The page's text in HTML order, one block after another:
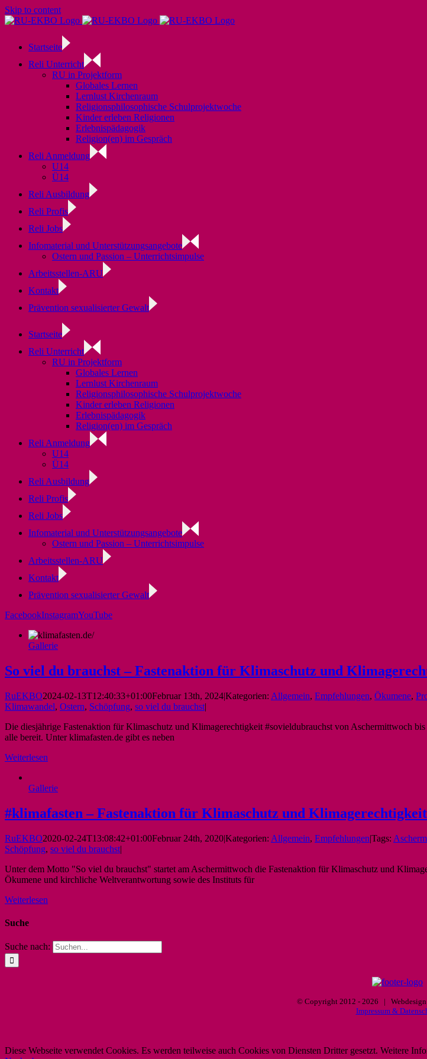
Skip to content
Startseite
Reli Unterricht
RU in Projektform
Globales Lernen
Lernlust Kirchenraum
Religionsphilosophische Schulprojektwoche
Kinder erleben Religionen
Erlebnispädagogik
Religion(en) im Gespräch
Reli Anmeldung
U14
Ü14
Reli Ausbildung
Reli Profis
Reli Jobs
Infomaterial und Unterstützungsangebote
Ostern und Passion – Unterrichtsimpulse
Arbeitsstellen-ARU
Kontakt
Prävention sexualisierter Gewalt
Startseite
Reli Unterricht
RU in Projektform
Globales Lernen
Lernlust Kirchenraum
Religionsphilosophische Schulprojektwoche
Kinder erleben Religionen
Erlebnispädagogik
Religion(en) im Gespräch
Reli Anmeldung
U14
Ü14
Reli Ausbildung
Reli Profis
Reli Jobs
Infomaterial und Unterstützungsangebote
Ostern und Passion – Unterrichtsimpulse
Arbeitsstellen-ARU
Kontakt
Prävention sexualisierter Gewalt
FacebookInstagramYouTube
Gallerie
So viel du brauchst – Fastenaktion für Klimaschutz und
RuEKBO2024-02-13T12:40:33+01:00Februar 13th, 2024|Kategorien: Allgemein, Empfehlungen, Ökumene,
Klimawandel, Ostern, Schöpfung, so viel du brauchst|
Die diesjährige Fastenaktion für Klimaschutz und Klimagerechtigkeit #sovieldubrauchst von Aschermittwoch
alle bereit. Unter klimafasten.de gibt es neben
Weiterlesen
Gallerie
#klimafasten – Fastenaktion für Klimaschutz und Klimagerechtigkeit
RuEKBO2020-02-24T13:08:42+01:00Februar 24th, 2020|Kategorien: Allgemein, Empfehlungen|Tags:
Schöpfung, so viel du brauchst|
Unter dem Motto "So viel du brauchst" startet am Aschermittwoch die Fastenaktion für Klimaschutz und
Ökumene und kirchliche Weltverantwortung sowie des Instituts für
Weiterlesen
Suche
Suche nach:
© Copyright 2012 - 2026 |
Impressum &
Diese Webseite verwendet Cookies. Es werden teilweise auch Cookies von Diensten Dritter gesetzt. Weitere